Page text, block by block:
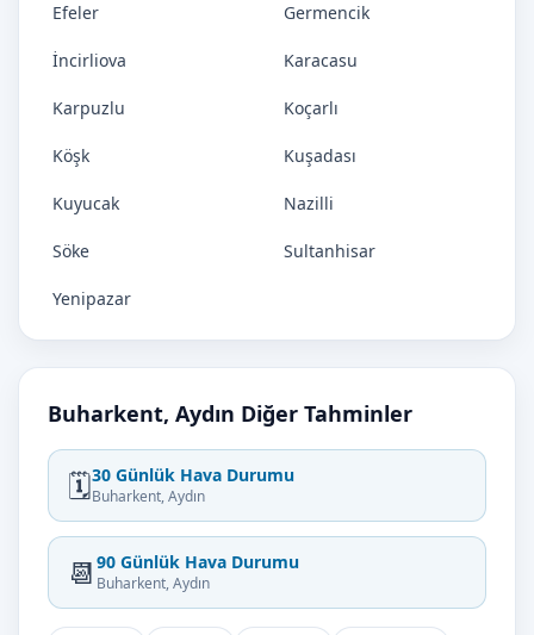
Efeler Germencik
İncirliova Karacasu
Karpuzlu Koçarlı
Köşk Kuşadası
Kuyucak Nazilli
Söke Sultanhisar
Yenipazar
Buharkent, Aydın Diğer Tahminler
🗓️30 Günlük Hava Durumu
Buharkent, Aydın
📆 90 Günlük Hava Durumu
Buharkent, Aydın